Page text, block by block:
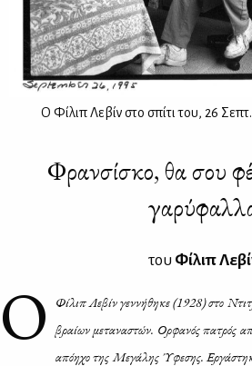
Ο Φίλιπ Λεβίν στο σπίτι του, 26
Φρανσίσκο, θα σου
του Φί­λιπ
Ο
Φί­λιπ Λε­βίν γεν­νή­θη­κε (1928) στο
βραί­ων με­τα­να­στών. Ορ­φα­νός πα­τρός
από­η­χο της Με­γά­λης Ύφε­σης.